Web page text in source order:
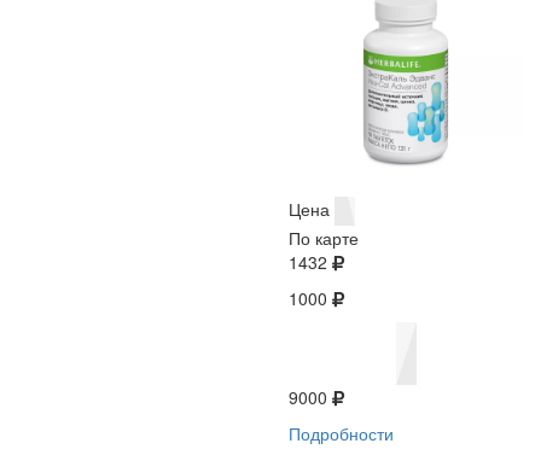
Цена
По карте
1432
1000
9000
Подробности